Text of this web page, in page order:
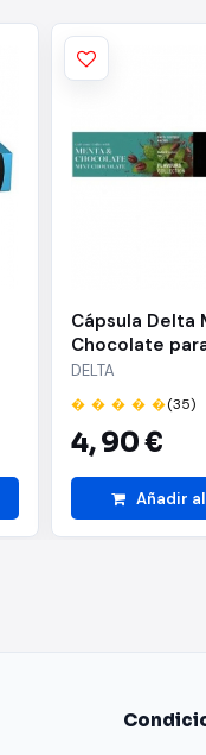
Cápsula Delta
Chocolate
Delta/ Caja de
DELTA
� � � � �(35)
4,90 €
Añadir